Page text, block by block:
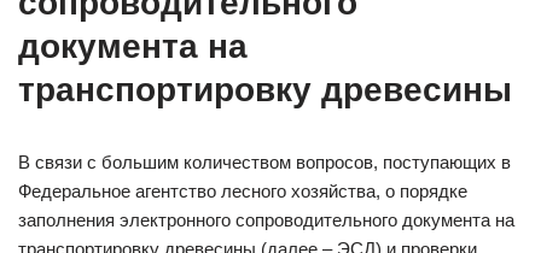
документа на
транспортировку древесины
В связи с большим количеством вопросов, поступающих в
Федеральное агентство лесного хозяйства, о порядке
заполнения электронного сопроводительного документа на